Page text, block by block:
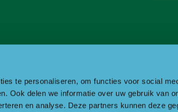
te personaliseren, om functies voor social
Ook delen we informatie over uw gebruik van
en analyse. Deze partners kunnen deze